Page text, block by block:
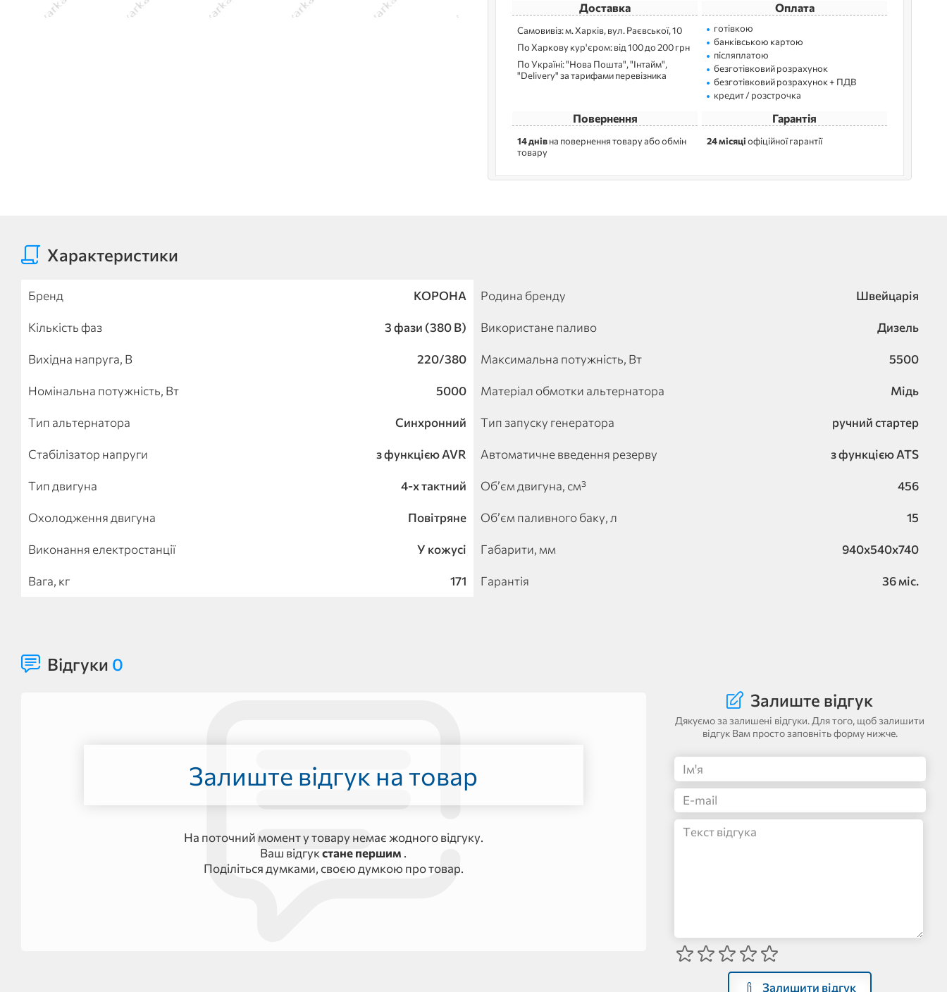
Доставка
Самовивіз: м. Харків, вул. Раєвської, 10
По Харкову кур'єром: від 100 до 200 грн
По Україні: "Нова Пошта", "Інтайм",
"Delivery" за тарифами перевізника
Оплата
готівкою
банківською картою
післяплатою
безготівковий розрахунок
безготівковий розрахунок + ПДВ
кредит / розстрочка
Повернення
14 днівна повернення товару або обмін
товару
Гарантія
24 місяціофіційної гарантії
Характеристики
Бренд КОРОНА Родина бренду Швейцарія
Кількість фаз 3 фази (380 В) Використане паливо Дизель
Вихідна напруга, В 220/380 Максимальна потужність, Вт 5500
Номінальна потужність, Вт 5000 Матеріал обмотки альтернатора Мідь
Тип альтернатора Синхронний Тип запуску генератора ручний стартер
Стабілізатор напруги з функцією AVR Автоматичне введення резерву з функцією ATS
Тип двигуна 4-х тактний Об’єм двигуна, см³ 456
Охолодження двигуна Повітряне Об’єм паливного баку, л 15
Виконання електростанції У кожусі Габарити, мм 940x540x740
Вага, кг 171 Гарантія 36 міс.
Відгуки 0
Залиште відгук на товар
На поточний момент у товару немає жодного відгуку.
Ваш відгукстане першим .
Поділіться думками, своєю думкою про товар.
Залиште відгук
Дякуємо за залишені відгуки. Для того, щоб залишити
відгук Вам просто заповніть форму нижче.
Залишити відгук